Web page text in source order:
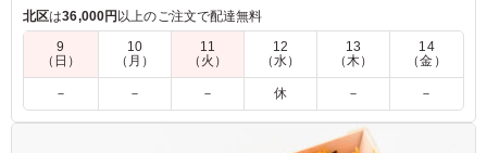
主役は迷うことなく鶏もものタレ焼き。ジューシーな鶏ももに
絡む甘辛のタレが、まさに絶品。ロケやイベントなど軽めのシ
ーンにちょうど良い一品。
5.0
ジューシーな鶏もも肉に、焼肉屋さんならではの濃厚な秘
北区は36,000円 以上のご注文で配達無料
9
（日）
10
（月）
11
（火）
12
（水）
13
（木）
14
（金）
－ － － 休 － －